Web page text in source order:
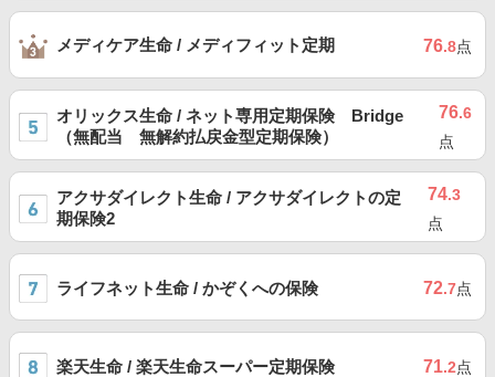
メディケア生命 / メディフィット定期 76.8点
オリックス生命 / ネット専用定期保険 Bridge
（無配当 無解約払戻金型定期保険）
76.6
点
アクサダイレクト生命 / アクサダイレクトの定
期保険2
74.3
点
ライフネット生命 / かぞくへの保険 72.7点
楽天生命 / 楽天生命スーパー定期保険 71.2点